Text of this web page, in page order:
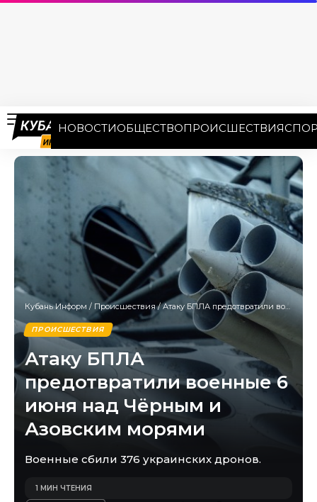
НОВОСТИОБЩЕСТВОПРОИСШЕСТВИЯ
Кубань Информ / Происшествия/Атаку БПЛА предотвратили военные 6 июня над Чёрным и Азовским морями
ПРОИСШЕСТВИЯ
Атаку БПЛА
предотвратили военные 6
июня над Чёрным и
Азовским морями
Военные сбили 376 украинских дронов.
1 МИН ЧТЕНИЯ